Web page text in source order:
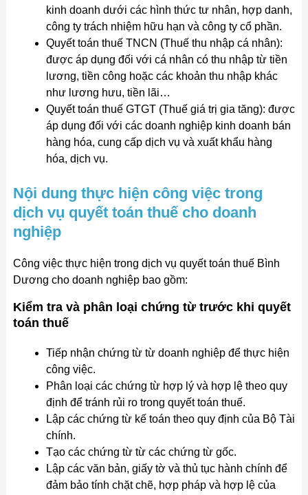
kinh doanh dưới các hình thức tư nhân, hợp danh,
công ty trách nhiệm hữu hạn và công ty cổ phần.
Quyết toán thuế TNCN (Thuế thu nhập cá nhân):
được áp dụng đối với cá nhân có thu nhập từ tiền
lương, tiền công hoặc các khoản thu nhập khác
như lương hưu, tiền lãi…
Quyết toán thuế GTGT (Thuế giá trị gia tăng): được
áp dụng đối với các doanh nghiệp kinh doanh bán
hàng hóa, cung cấp dịch vụ và xuất khẩu hàng
hóa, dịch vụ.
Nội dung thực hiện công việc trong
dịch vụ quyết toán thuế cho doanh
nghiệp
Công việc thực hiện trong dịch vụ quyết toán thuế Bình
Dương cho doanh nghiệp bao gồm:
Kiểm tra và phân loại chứng từ trước khi quyết
toán thuế
Tiếp nhận chứng từ từ doanh nghiệp để thực hiện
công việc.
Phân loại các chứng từ hợp lý và hợp lệ theo quy
định để tránh rủi ro trong quyết toán thuế.
Lập các chứng từ kế toán theo quy định của Bộ Tài
chính.
Tạo các chứng từ từ các chứng từ gốc.
Lập các văn bản, giấy tờ và thủ tục hành chính để
đảm bảo tính chặt chẽ, hợp pháp và hợp lệ của